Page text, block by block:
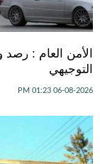
الأمن العام :
التوجيهي
06-08-2026 01:23 PM